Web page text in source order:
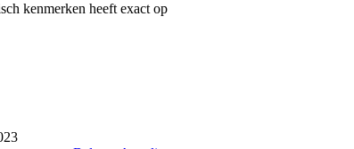
kenmerken heeft exact op